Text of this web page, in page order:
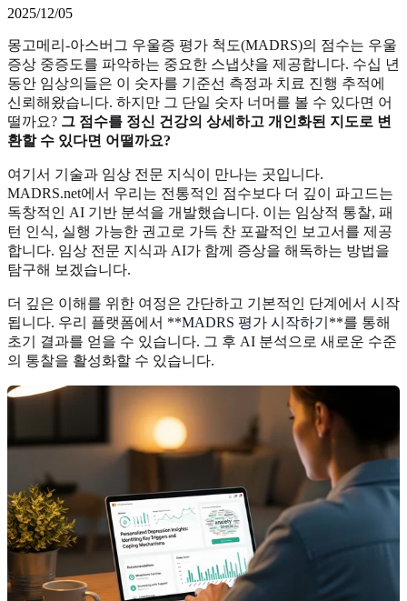
2025/12/05
몽고메리-아스버그 우울증 평가 척도(MADRS)의 점수는 우울
증상 중증도를 파악하는 중요한 스냅샷을 제공합니다. 수십 년
동안 임상의들은 이 숫자를 기준선 측정과 치료 진행 추적에
신뢰해왔습니다. 하지만 그 단일 숫자 너머를 볼 수 있다면 어
떨까요? 그 점수를 정신 건강의 상세하고 개인화된 지도로 변
환할 수 있다면 어떨까요?
여기서 기술과 임상 전문 지식이 만나는 곳입니다.
MADRS.net에서 우리는 전통적인 점수보다 더 깊이 파고드는
독창적인 AI 기반 분석을 개발했습니다. 이는 임상적 통찰, 패
턴 인식, 실행 가능한 권고로 가득 찬 포괄적인 보고서를 제공
합니다. 임상 전문 지식과 AI가 함께 증상을 해독하는 방법을
탐구해 보겠습니다.
더 깊은 이해를 위한 여정은 간단하고 기본적인 단계에서 시작
됩니다. 우리 플랫폼에서 **MADRS 평가 시작하기 **를 통해
초기 결과를 얻을 수 있습니다. 그 후 AI 분석으로 새로운 수준
의 통찰을 활성화할 수 있습니다.